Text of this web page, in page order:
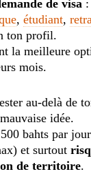
de visa
, étudiant,
ton profil.
la meilleure
mois.
au-delà de
idée.
bahts par
et surtout
de territoire.